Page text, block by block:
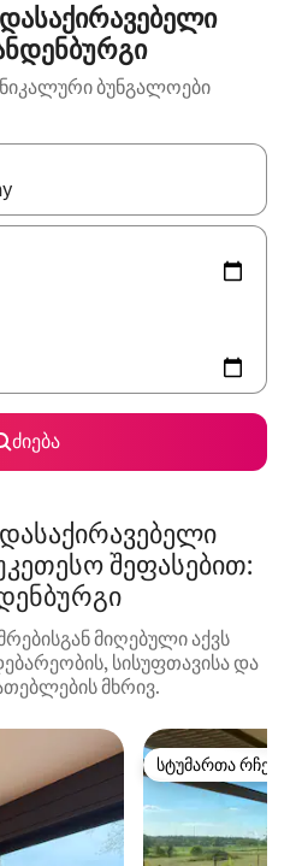
ბუნგალოები
გახდება, ნავიგაციისთვის
ძიება
შეფასებით:
მიღებული აქვს
სისუფთავისა და
მხრივ.
სტუმართა
სტუმართა